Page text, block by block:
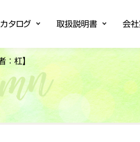
カタログ 取扱説明書
取扱説明書
取扱説明動画
ソフトウェアダウンロード
ユーザー登録
会
企業情報
事業所案内
：杠】